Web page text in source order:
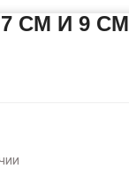
СМ И 9 СМ